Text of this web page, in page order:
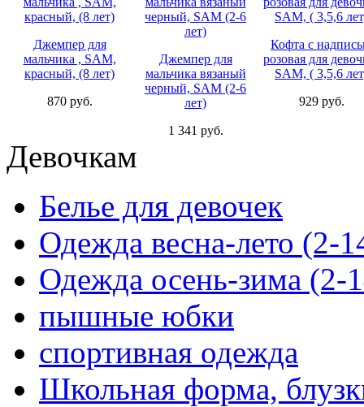
Джемпер для
мальчика , SAM,
красный, (8 лет)
870 руб.
Джемпер для
мальчика вязаный
черный, SAM (2-6
лет)
1 341 руб.
Кофта с
розовая для
SAM, ( 3,5,6
929 руб.
Девочкам
Белье для девочек
Одежда весна-лето (2-
Одежда осень-зима (2-
пышные юбки
спортивная одежда
Школьная форма,